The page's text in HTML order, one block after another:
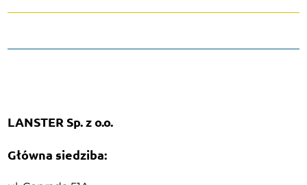
LANSTER Sp. z o.o.
Główna siedziba: